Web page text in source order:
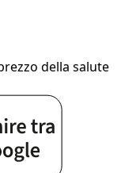
della salute